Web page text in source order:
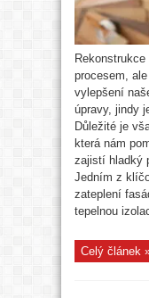
procesem,
vylepšení
úpravy, jindy
Důležité je
která nám
zajistí hladký
Jedním z
zateplení
tepelnou
Celý článek